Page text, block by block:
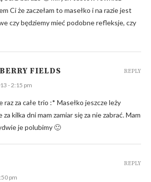
Ci że zaczełam to masełko i na razie jest
czy będziemy mieć podobne refleksje, czy
FIELDS
- 2:15 pm
raz za całe trio :* Masełko jeszcze leży
kilka dni mam zamiar się za nie zabrać. Mam
je polubimy 🙂
REPLY
pm
REPLY